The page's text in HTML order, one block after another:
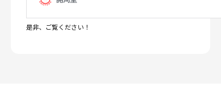
是非、ご覧ください！